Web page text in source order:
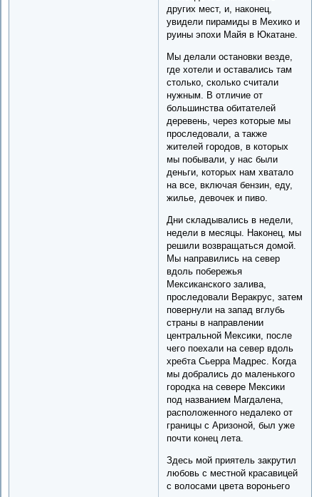
других мест, и, наконец,
увидели пирамиды в Мехико и
руины эпохи Майя в Юкатане.
Мы делали остановки везде,
где хотели и оставались там
столько, сколько считали
нужным. В отличие от
большинства обитателей
деревень, через которые мы
проследовали, а также
жителей городов, в которых
мы побывали, у нас были
деньги, которых нам хватало
на все, включая бензин, еду,
жилье, девочек и пиво.
Дни складывались в недели,
недели в месяцы. Наконец, мы
решили возвращаться домой.
Мы направились на север
вдоль побережья
Мексиканского залива,
проследовали Веракрус, затем
повернули на запад вглубь
страны в направлении
центральной Мексики, после
чего поехали на север вдоль
хребта Сьерра Мадрес. Когда
мы добрались до маленького
городка на севере Мексики
под названием Магдалена,
расположенного недалеко от
границы с Аризоной, был уже
почти конец лета.
Здесь мой приятель закрутил
любовь с местной красавицей
с волосами цвета вороньего